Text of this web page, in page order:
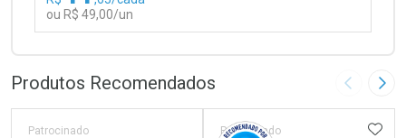
ou R$ 49,00/un
Laboratório
Por Menos
Produtos Recomendados Imagem
Patrocinado Patrocinado